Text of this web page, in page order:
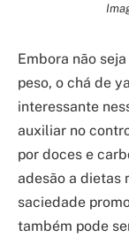
Embora não
peso, o chá de
interessante
auxiliar no
por doces e
adesão a dietas
saciedade
também pode